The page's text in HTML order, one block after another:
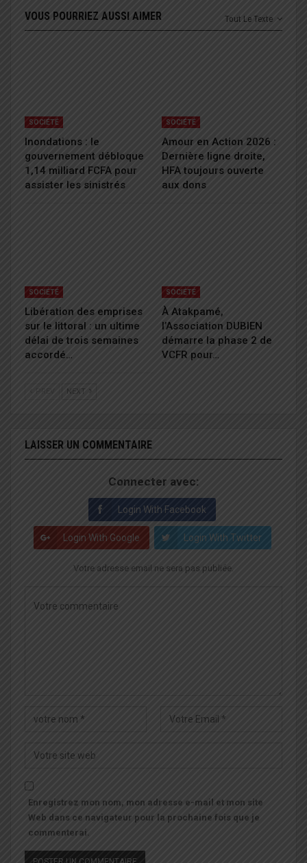
Tout Le Texte
VOUS POURRIEZ AUSSI AIMER
SOCIÉTÉ
Inondations : le
gouvernement débloque
1,14 milliard FCFA pour
assister les sinistrés
SOCIÉTÉ
Amour en Action 2026 :
Dernière ligne droite,
HFA toujours ouverte
aux dons
SOCIÉTÉ
Libération des emprises
sur le littoral : un ultime
délai de trois semaines
accordé…
SOCIÉTÉ
À Atakpamé,
l’Association DUBIEN
démarre la phase 2 de
VCFR pour…
NEXT
LAISSER UN COMMENTAIRE
Connecter avec:
Login With Facebook
Login With Google Login With Twitter
Votre adresse email ne sera pas publiée.
Enregistrez mon nom, mon adresse e-mail et mon site
Web dans ce navigateur pour la prochaine fois que je
commenterai.